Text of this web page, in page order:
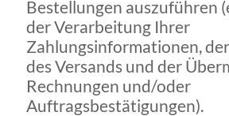
Bestellungen auszuführen
der Verarbeitung Ihrer
Zahlungsinformationen,
des Versands und der
Rechnungen und/oder
Auftragsbestätigungen).